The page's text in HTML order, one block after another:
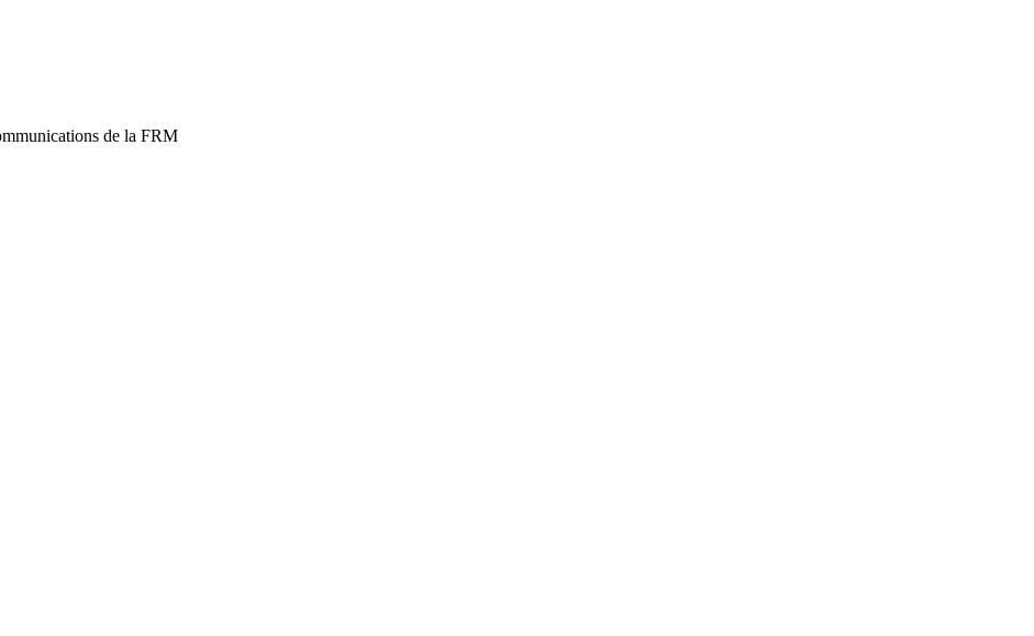
de la FRM